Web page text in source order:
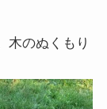
木のぬくもり